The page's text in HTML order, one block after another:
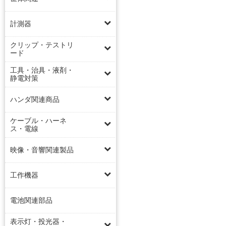
計測器
クリップ・テストリ
ード
工具・治具・液剤・
静電対策
ハンダ関連商品
ケーブル・ハーネ
ス・電線
映像・音響関連製品
工作機器
電池関連部品
表示灯・投光器・